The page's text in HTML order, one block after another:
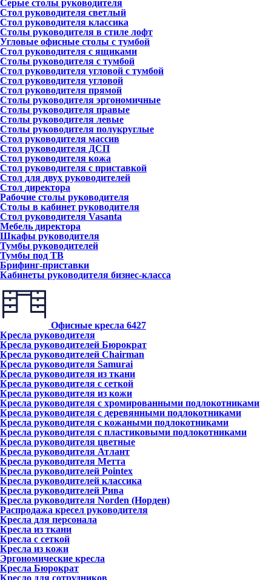
Серые столы руководителя
Стол руководителя светлый
Стол руководителя классика
Столы руководителя в стиле лофт
Угловые офисные столы с тумбой
Стол руководителя с ящиками
Столы руководителя с тумбой
Стол руководителя угловой с тумбой
Стол руководителя угловой
Стол руководителя прямой
Столы руководителя эргономичные
Столы руководителя правые
Столы руководителя левые
Столы руководителя полукруглые
Стол руководителя массив
Стол руководителя ДСП
Стол руководителя кожа
Стол руководителя с приставкой
Стол для двух руководителей
Стол директора
Рабочие столы руководителя
Столы в кабинет руководителя
Стол руководителя Vasanta
Мебель директора
Шкафы руководителя
Тумбы руководителей
Тумбы под ТВ
Брифинг-приставки
Кабинеты руководителя бизнес-класса
Офисные кресла 6427
Кресла руководителя
Кресла руководителей Бюрократ
Кресла руководителей Chairman
Кресла руководителя Samurai
Кресла руководителя из ткани
Кресла руководителя с сеткой
Кресла руководителя из кожи
Кресла руководителя с хромированными подлокотниками
Кресла руководителя с деревянными подлокотниками
Кресла руководителя с кожаными подлокотниками
Кресла руководителя с пластиковыми подлокотниками
Кресла руководителя цветные
Кресла руководителя Атлант
Кресла рyководителя Метта
Кресла руководителей Pointex
Кресла руководителей классика
Кресла руководителей Рива
Кресла руководителя Norden (Норден)
Распродажа кресел руководителя
Кресла для персонала
Кресла из ткани
Кресла с сеткой
Кресла из кожи
Эргономические кресла
Кресла Бюрократ
Кресло для сотрудников